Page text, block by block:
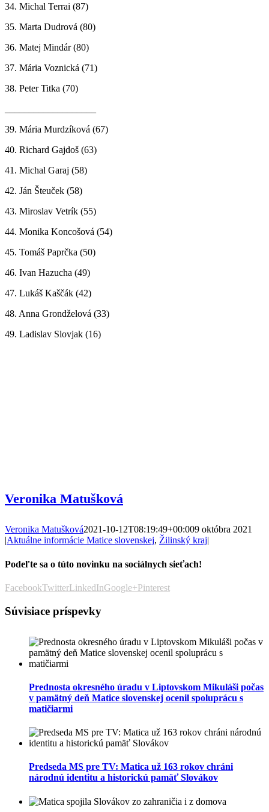
34. Michal Terrai (87)
35. Marta Dudrová (80)
36. Matej Mindár (80)
37. Mária Voznická (71)
38. Peter Titka (70)
39. Mária Murdzíková (67)
40. Richard Gajdoš (63)
41. Michal Garaj (58)
42. Ján Šteuček (58)
43. Miroslav Vetrík (55)
44. Monika Koncošová (54)
45. Tomáš Paprčka (50)
46. Ivan Hazucha (49)
47. Lukáš Kaščák (42)
48. Anna Grondželová (33)
49. Ladislav Slovjak (16)
Veronika Matušková
Veronika Matušková2021-10-12T08:19:49+00:009 októbra 2021
|Aktuálne informácie Matice slovenskej, Žilinský kraj|
Podeľte sa o túto novinku na sociálnych sieťach!
FacebookTwitterLinkedInGoogle+Pinterest
Súvisiace príspevky
Prednosta okresného úradu v Liptovskom Mikuláši počas
v pamätný deň Matice slovenskej ocenil spoluprácu s
matičiarmi
Predseda MS pre TV: Matica už 163 rokov chráni
národnú identitu a historickú pamäť Slovákov